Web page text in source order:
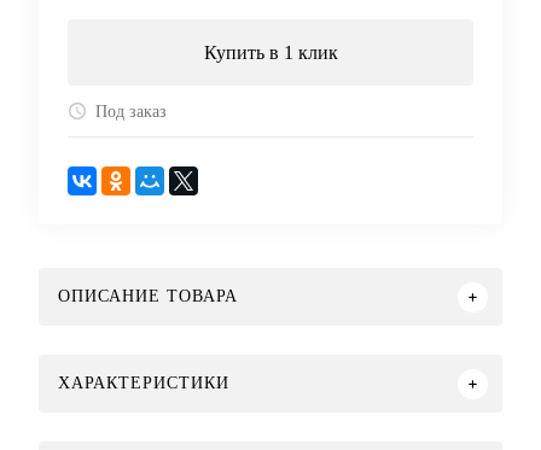
Купить в 1 клик
Под заказ
ОПИСАНИЕ ТОВАРА
ХАРАКТЕРИСТИКИ